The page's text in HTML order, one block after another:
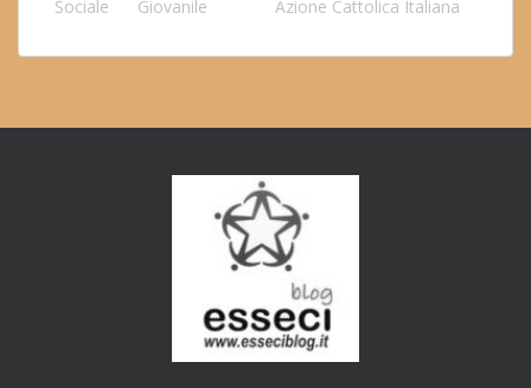
Sociale
Giovanile
Azione Cattolica Italiana